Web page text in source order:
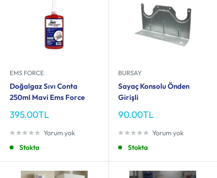
EMS FORCE
Doğalgaz Sıvı Conta
250ml Mavi Ems Force
İndirimli
395.00TL
Yorum yok
Stokta
BURSAY
Sayaç Konsolu Önden
Girişli
İndirimli
90.00TL
Yorum yok
Stokta